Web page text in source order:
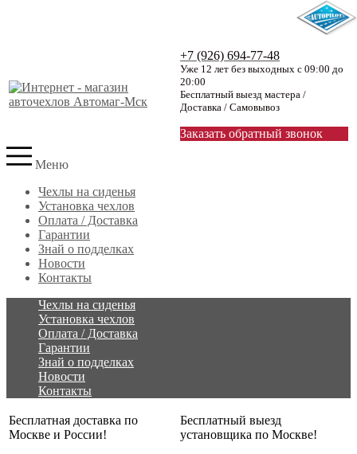
+7 (926) 694-77-48
Уже 12 лет без выходных с 09:00 до
20:00
Бесплатный выезд мастера /
Доставка / Самовывоз
Заказать обратный звонок
Меню
Чехлы на сиденья
Установка чехлов
Оплата / Доставка
Гарантии
Знай о подделках
Новости
Контакты
Чехлы на сиденья
Установка чехлов
Оплата / Доставка
Гарантии
Знай о подделках
Новости
Контакты
Бесплатная доставка по
Москве и России!
Бесплатный выезд
установщика по Москве!